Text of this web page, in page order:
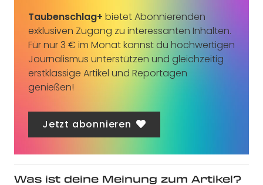
Taubenschlag+ bietet Abonnierenden
exklusiven Zugang zu interessanten Inhalten.
Für nur 3 € im Monat kannst du hochwertigen
Journalismus unterstützen und gleichzeitig
erstklassige Artikel und Reportagen
genießen!
Jetzt abonnieren
Was ist deine Meinung zum Artikel?